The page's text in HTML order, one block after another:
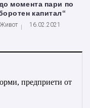
момента пари по
капитал“
16.02.2021
предприети от